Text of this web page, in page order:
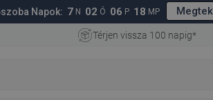
Napok: 7 N 02 Ó 06 P 17 MP
Térjen vissza 100 napig*